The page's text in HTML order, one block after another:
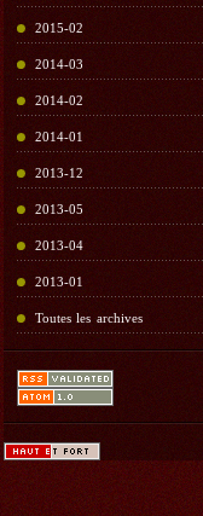
2015-02
2014-03
2014-02
2014-01
2013-12
2013-05
2013-04
2013-01
Toutes les archives